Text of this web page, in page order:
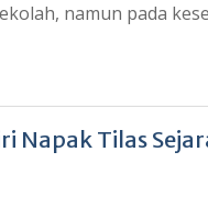
namun pada
Napak Tilas